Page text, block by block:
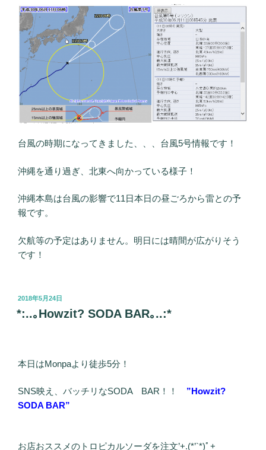
台風の時期になってきました、、、台風5号情報です！
沖縄を通り過ぎ、北東へ向かっている様子！
沖縄本島は台風の影響で11日本日の昼ごろから雷との予
報です。
欠航等の予定はありません。明日には晴間が広がりそう
です！
投
稿
日:
2018年5月24日
*:..｡Howzit? SODA BAR｡..:*
本日はMonpaより徒歩5分！
SNS映え、バッチリなSODA BAR！！ ”Howzit?
SODA BAR”
お店おススメのトロピカルソーダを注文’+.(*’`*)ﾟ+